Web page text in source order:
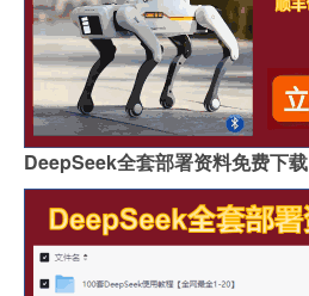
DeepSeek全套部署资料免费下载